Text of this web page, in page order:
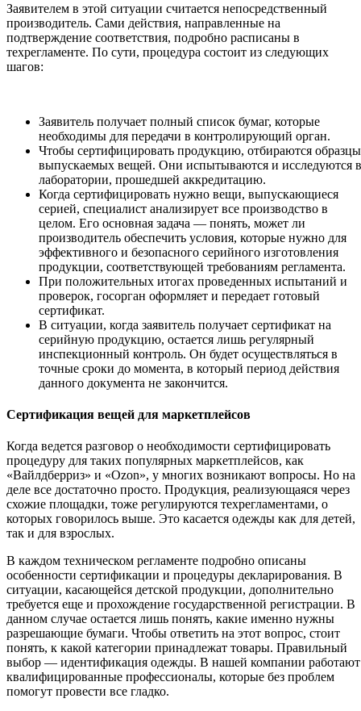
Заявителем в этой ситуации считается непосредственный
производитель. Сами действия, направленные на
подтверждение соответствия, подробно расписаны в
техрегламенте. По сути, процедура состоит из следующих
шагов:
Заявитель получает полный список бумаг, которые
необходимы для передачи в контролирующий орган.
Чтобы сертифицировать продукцию, отбираются образцы
выпускаемых вещей. Они испытываются и исследуются в
лаборатории, прошедшей аккредитацию.
Когда сертифицировать нужно вещи, выпускающиеся
серией, специалист анализирует все производство в
целом. Его основная задача — понять, может ли
производитель обеспечить условия, которые нужно для
эффективного и безопасного серийного изготовления
продукции, соответствующей требованиям регламента.
При положительных итогах проведенных испытаний и
проверок, госорган оформляет и передает готовый
сертификат.
В ситуации, когда заявитель получает сертификат на
серийную продукцию, остается лишь регулярный
инспекционный контроль. Он будет осуществляться в
точные сроки до момента, в который период действия
данного документа не закончится.
Сертификация вещей для маркетплейсов
Когда ведется разговор о необходимости сертифицировать
процедуру для таких популярных маркетплейсов, как
«Вайлдберриз» и «Ozon», у многих возникают вопросы. Но на
деле все достаточно просто. Продукция, реализующаяся через
схожие площадки, тоже регулируются техрегламентами, о
которых говорилось выше. Это касается одежды как для детей,
так и для взрослых.
В каждом техническом регламенте подробно описаны
особенности сертификации и процедуры декларирования. В
ситуации, касающейся детской продукции, дополнительно
требуется еще и прохождение государственной регистрации. В
данном случае остается лишь понять, какие именно нужны
разрешающие бумаги. Чтобы ответить на этот вопрос, стоит
понять, к какой категории принадлежат товары. Правильный
выбор — идентификация одежды. В нашей компании работают
квалифицированные профессионалы, которые без проблем
помогут провести все гладко.